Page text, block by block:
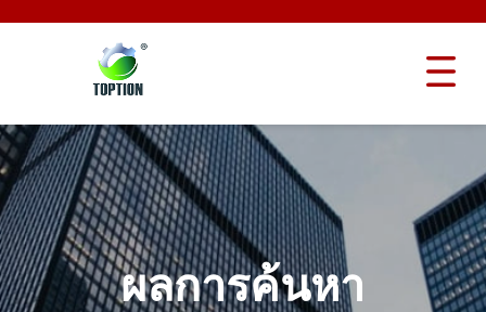
ผลการค้นหา